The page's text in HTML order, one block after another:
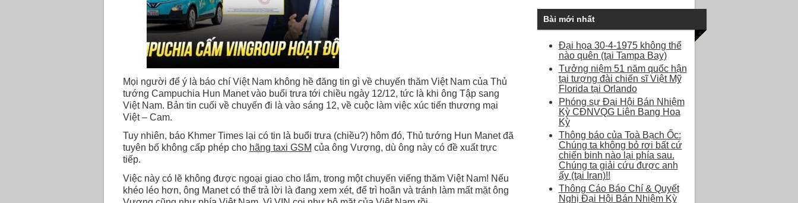
Mọi người để ý là báo chí Việt Nam không hề đăng tin gì về chuyến thăm Việt Nam của Thủ
tướng Campuchia Hun Manet vào buổi trưa tới chiều ngày 12/12, tức là khi ông Tập sang
Việt Nam. Bản tin cuối về chuyến đi là vào sáng 12, về cuộc làm việc xúc tiến thương mại
Việt – Cam.
Tuy nhiên, báo Khmer Times lại có tin là buổi trưa (chiều?) hôm đó, Thủ tướng Hun Manet đã
tuyên bố không cấp phép cho hãng taxi GSM của ông Vượng, dù ông này có đề xuất trực
tiếp.
Việc này có lẽ không được ngoại giao cho lắm, trong một chuyến viếng thăm Việt Nam! Nếu
khéo léo hơn, ông Manet có thể trả lời là đang xem xét, để trì hoãn và tránh làm mất mặt ông
Bài mới nhất
Đại họa 30-4-1975 không thể
nào quên (tại Tampa Bay)
Tưởng niệm 51 năm quốc hận
tại tượng đài chiến sĩ Việt Mỹ
Florida tại Orlando
Phóng sự Đại Hội Bán Nhiệm
Kỳ CĐNVQG Liên Bang Hoa
Kỳ
Thông báo của Toà Bạch Ốc:
Chúng ta không bỏ rơi bất cứ
chiến binh nào lại phía sau.
Chúng ta giải cứu được anh
ấy (tại Iran)!!
Thông Cáo Báo Chí & Quyết
Nghị Đại Hội Bán Nhiệm Kỳ